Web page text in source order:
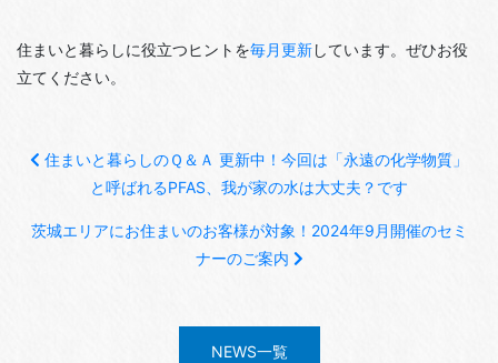
住まいと暮らしに役立つヒントを毎月更新しています。ぜひお役
立てください。
住まいと暮らしのＱ＆Ａ 更新中！今回は「永遠の化学物質」
と呼ばれるPFAS、我が家の水は大丈夫？です
茨城エリアにお住まいのお客様が対象！2024年9月開催のセミ
ナーのご案内
NEWS一覧